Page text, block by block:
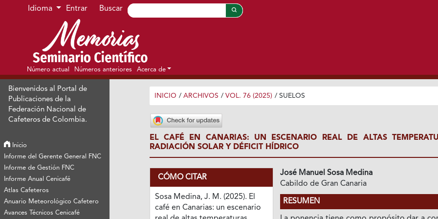
Ir al menú de navegación principal
Ir al contenido principal
Ir al pie de página del sitio
Idioma Entrar Buscar
Número actual Números anteriores Acerca de
Bienvenidos al Portal de
Publicaciones de la
Federación Nacional de
Cafeteros de Colombia.
Inicio
Informe del Gerente General FNC
Informe de Gestión FNC
Informe Anual Cenicafé
Atlas Cafeteros
Anuario Meteorológico Cafetero
Avances Técnicos Cenicafé
INICIO / ARCHIVOS / VOL. 76 (2025) / SUELOS
EL CAFÉ EN CANARIAS: UN ESCENARIO REAL DE ALTAS
RADIACIÓN SOLAR Y DÉFICIT HÍDRICO
CÓMO CITAR
Sosa Medina, J. M. (2025). El
café en Canarias: un escenario
José Manuel Sosa Medina
Cabildo de Gran Canaria
RESUMEN